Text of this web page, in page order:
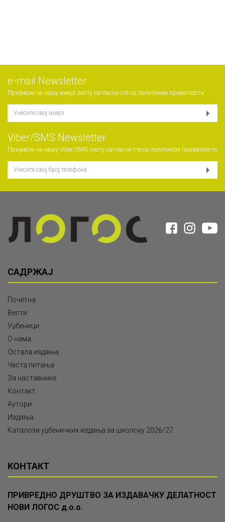
е-mail Newsletter
Пријавом на нашу имејл листу сагласни сте са политиком приватности
Viber/SMS Newsletter
Пријавом на нашу Viber/SMS листу сагласни сте са политиком приватности
САДРЖАЈ
Почетна
Вести
Уџбеници
О нама
Остала издања
Честа питања
За наставнике
Контакт
Аутори
Издања
Каталози уџбеничких издања за школску 2026/27.
КОНТАКТ
ПРИВРЕДНО ДРУШТВО ЗА ИЗДАВАЧКУ ДЕЛАТНОСТ
НОВИ ЛОГОС д.о.о.